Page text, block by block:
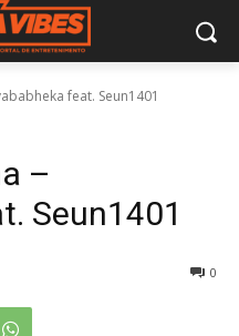
feat. Seun1401
–
Seun1401
0